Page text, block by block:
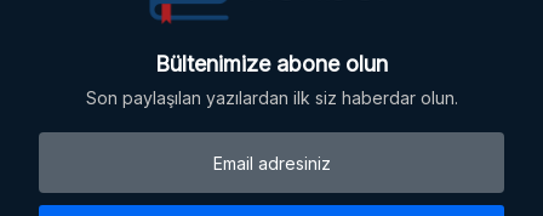
Bültenimize abone olun
Son paylaşılan yazılardan ilk siz haberdar olun.